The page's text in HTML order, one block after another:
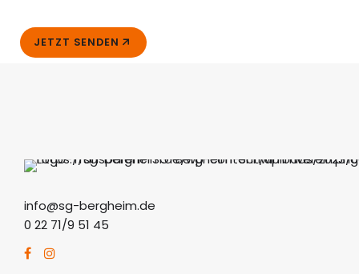
JETZT SENDEN
info@sg-bergheim.de
0 22 71/9 51 45